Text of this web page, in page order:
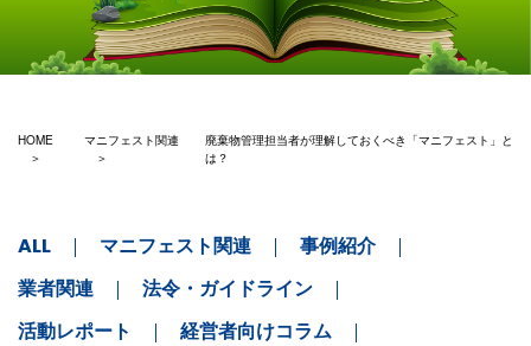
HOME マニフェスト関連
廃棄物管理担当者が理解しておくべき「マニフェスト」と
は？
ALL マニフェスト関連 事例紹介
業者関連 法令・ガイドライン
活動レポート 経営者向けコラム